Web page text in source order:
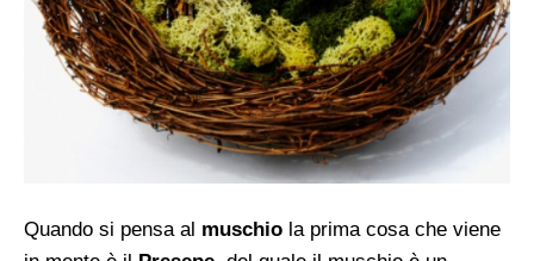
Quando si pensa al muschio la prima cosa che viene